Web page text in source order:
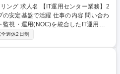
ー業務】2
躍 仕事の内容 問い合わ
視・運用(NOC)を統合したIT運用セ
きます。 ■問い合わせ受付
(障害対応/改修対応の連携)■日常運
ル/FAQ/ナレッジの作成・更新■PC/
全週休2日制